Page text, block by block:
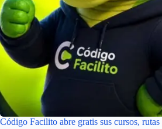
Código Facilito abre gratis sus cursos,